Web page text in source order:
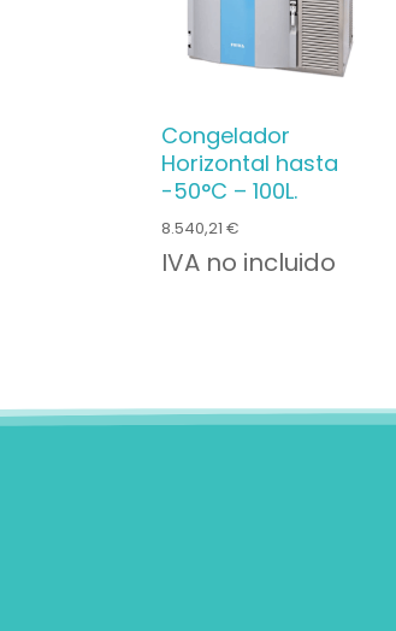
Congelador
Horizontal hasta
-50°C – 100L.
8.540,21€
IVA no incluido